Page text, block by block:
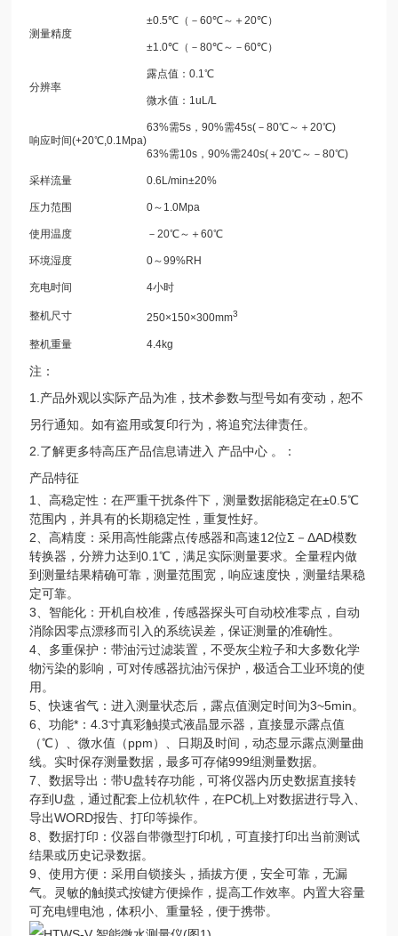
测量精度
±0.5℃（－60℃～＋20℃）
±1.0℃（－80℃～－60℃）
分辨率
露点值：0.1℃
微水值：1uL/L
响应时间(+20℃,0.1Mpa)
63%需5s，90%需45s(－80℃～＋20℃)
63%需10s，90%需240s(＋20℃～－80℃)
采样流量 0.6L/min±20%
压力范围 0～1.0Mpa
使用温度 －20℃～＋60℃
环境湿度 0～99%RH
充电时间 4小时
整机尺寸 250×150×300mm3
整机重量 4.4kg
注：
1.产品外观以实际产品为准，技术参数与型号如有变动，恕不
另行通知。如有盗用或复印行为，将追究法律责任。
2.了解更多特高压产品信息请进入 产品中心 。：
产品特征
1、高稳定性：在严重干扰条件下，测量数据能稳定在±0.5℃
范围内，并具有的长期稳定性，重复性好。
2、高精度：采用高性能露点传感器和高速12位Σ－ΔAD模数
转换器，分辨力达到0.1℃，满足实际测量要求。全量程内做
到测量结果精确可靠，测量范围宽，响应速度快，测量结果稳
定可靠。
3、智能化：开机自校准，传感器探头可自动校准零点，自动
消除因零点漂移而引入的系统误差，保证测量的准确性。
4、多重保护：带油污过滤装置，不受灰尘粒子和大多数化学
物污染的影响，可对传感器抗油污保护，极适合工业环境的使
用。
5、快速省气：进入测量状态后，露点值测定时间为3~5min。
6、功能*：4.3寸真彩触摸式液晶显示器，直接显示露点值
（℃）、微水值（ppm）、日期及时间，动态显示露点测量曲
线。实时保存测量数据，最多可存储999组测量数据。
7、数据导出：带U盘转存功能，可将仪器内历史数据直接转
存到U盘，通过配套上位机软件，在PC机上对数据进行导入、
导出WORD报告、打印等操作。
8、数据打印：仪器自带微型打印机，可直接打印出当前测试
结果或历史记录数据。
9、使用方便：采用自锁接头，插拔方便，安全可靠，无漏
气。灵敏的触摸式按键方便操作，提高工作效率。内置大容量
可充电锂电池，体积小、重量轻，便于携带。